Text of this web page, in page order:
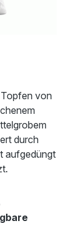
von
durch
aufgedüngt